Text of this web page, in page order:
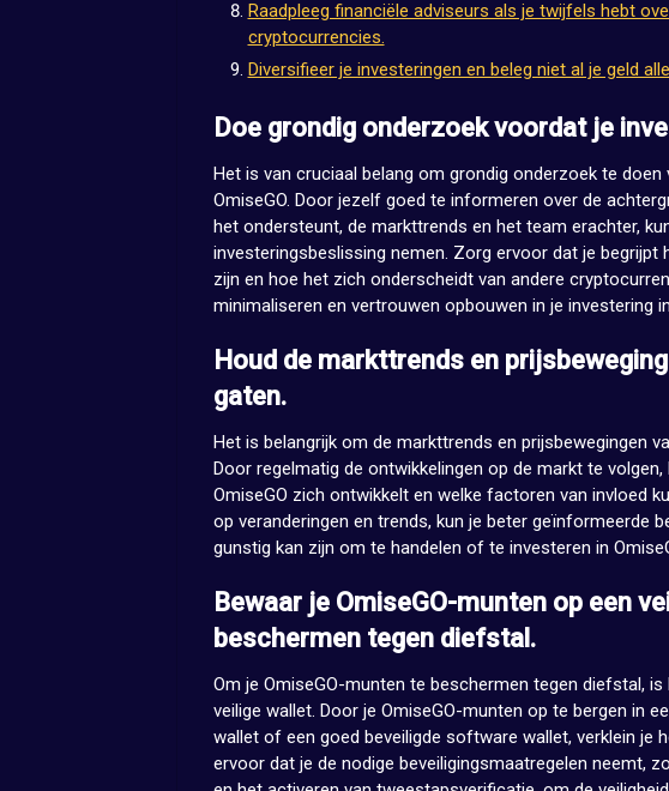
Raadpleeg financiële adviseurs als je twijfels hebt
cryptocurrencies.
Diversifieer je investeringen en beleg niet al je geld
Doe grondig onderzoek voordat je
Het is van cruciaal belang om grondig onderzoek te
OmiseGO. Door jezelf goed te informeren over de
het ondersteunt, de markttrends en het team erachter,
investeringsbeslissing nemen. Zorg ervoor dat je begrijpt
zijn en hoe het zich onderscheidt van andere
minimaliseren en vertrouwen opbouwen in je investering
Houd de markttrends en
gaten.
Het is belangrijk om de markttrends en prijsbewegingen
Door regelmatig de ontwikkelingen op de markt te
OmiseGO zich ontwikkelt en welke factoren van invloed
op veranderingen en trends, kun je beter geïnformeerde
gunstig kan zijn om te handelen of te investeren in
Bewaar je OmiseGO-munten op een
beschermen tegen diefstal.
Om je OmiseGO-munten te beschermen tegen diefstal,
veilige wallet. Door je OmiseGO-munten op te bergen in
wallet of een goed beveiligde software wallet, verklein je
ervoor dat je de nodige beveiligingsmaatregelen neemt,